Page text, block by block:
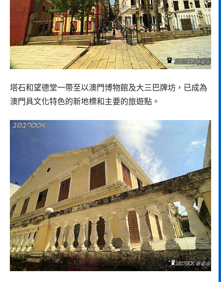
塔石和望德堂一帶至以澳門博物館及大三巴牌坊，已成為
澳門具文化特色的新地標和主要的旅遊點。